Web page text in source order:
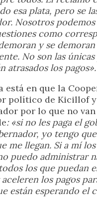
esa plata, pero se
Nosotros podemos
como
y se
No son las
atrasados los pagos».
está en que la
político de Kicillof y
por lo que no
: «si no les paga el
yo tengo
me llegan. Si a mí
puedo administrar
los que puedan
los pagos
están esperando el